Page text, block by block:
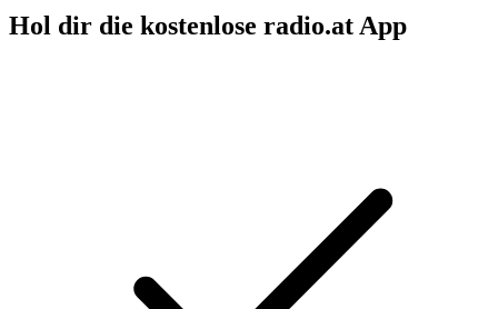
Hol dir die kostenlose radio.at App